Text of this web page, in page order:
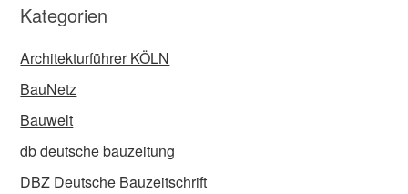
Kategorien
Architekturführer KÖLN
BauNetz
Bauwelt
db deutsche bauzeitung
DBZ Deutsche Bauzeitschrift